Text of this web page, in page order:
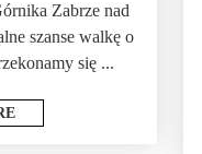
Zabrze nad
szanse walkę o
się ...